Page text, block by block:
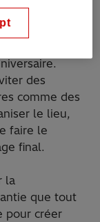
tout se
des
comme des
le lieu,
faire le
final.
la
que tout
pour créer